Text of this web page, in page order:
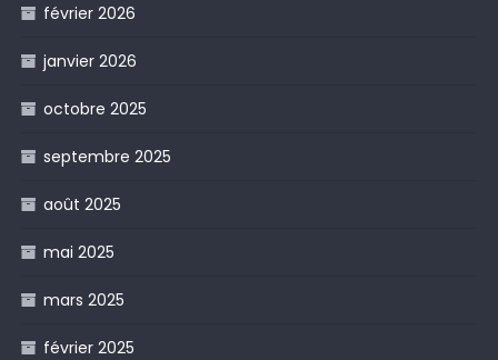
février 2026
janvier 2026
octobre 2025
septembre 2025
août 2025
mai 2025
mars 2025
février 2025